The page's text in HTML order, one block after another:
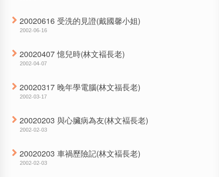
20020616 受洗的見證(戴國馨小姐)
2002-06-16
20020407 憶兒時(林文褔長老)
2002-04-07
20020317 晚年學電腦(林文福長老)
2002-03-17
20020203 與心臟病為友(林文褔長老)
2002-02-03
20020203 車禍歷險記(林文褔長老)
2002-02-03